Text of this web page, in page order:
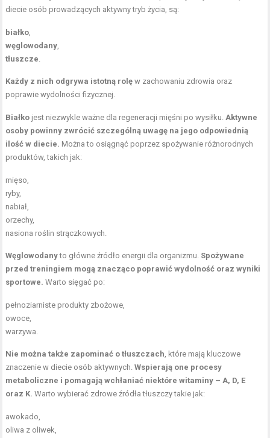
diecie osób prowadzących aktywny tryb życia, są:
białko,
węglowodany,
tłuszcze.
Każdy z nich odgrywa istotną rolę w zachowaniu zdrowia oraz
poprawie wydolności fizycznej.
Białko jest niezwykle ważne dla regeneracji mięśni po wysiłku.Aktywne
osoby powinny zwrócić szczególną uwagę na jego odpowiednią
ilość w diecie. Można to osiągnąć poprzez spożywanie różnorodnych
produktów, takich jak:
mięso,
ryby,
nabiał,
orzechy,
nasiona roślin strączkowych.
Węglowodanyto główne źródło energii dla organizmu. Spożywane
przed treningiem mogą znacząco poprawić wydolność oraz wyniki
sportowe. Warto sięgać po:
pełnoziarniste produkty zbożowe,
owoce,
warzywa.
Nie można także zapominać o tłuszczach, które mają kluczowe
znaczenie w diecie osób aktywnych.Wspierają one procesy
metaboliczne i pomagają wchłaniać niektóre witaminy – A, D, E
oraz K. Warto wybierać zdrowe źródła tłuszczy takie jak:
awokado,
oliwa z oliwek,